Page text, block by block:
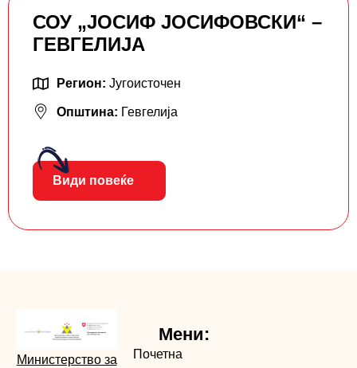
СОУ „ЈОСИФ ЈОСИФОВСКИ“ –
ГЕВГЕЛИЈА
Регион: Југоисточен
Општина: Гевгелија
Види повеќе
Министерство за
Мени:
Почетна